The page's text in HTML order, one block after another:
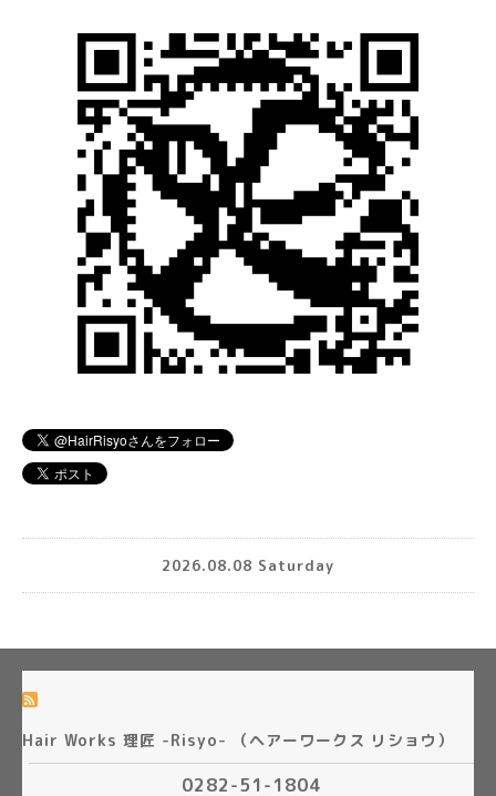
2026.08.08 Saturday
Hair Works 理匠 -Risyo- （ヘアーワークス リショウ）
0282-51-1804